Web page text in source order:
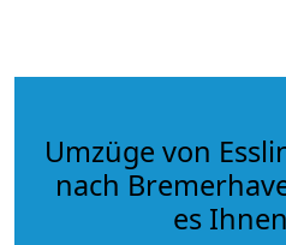
Umzüge von
nach
es